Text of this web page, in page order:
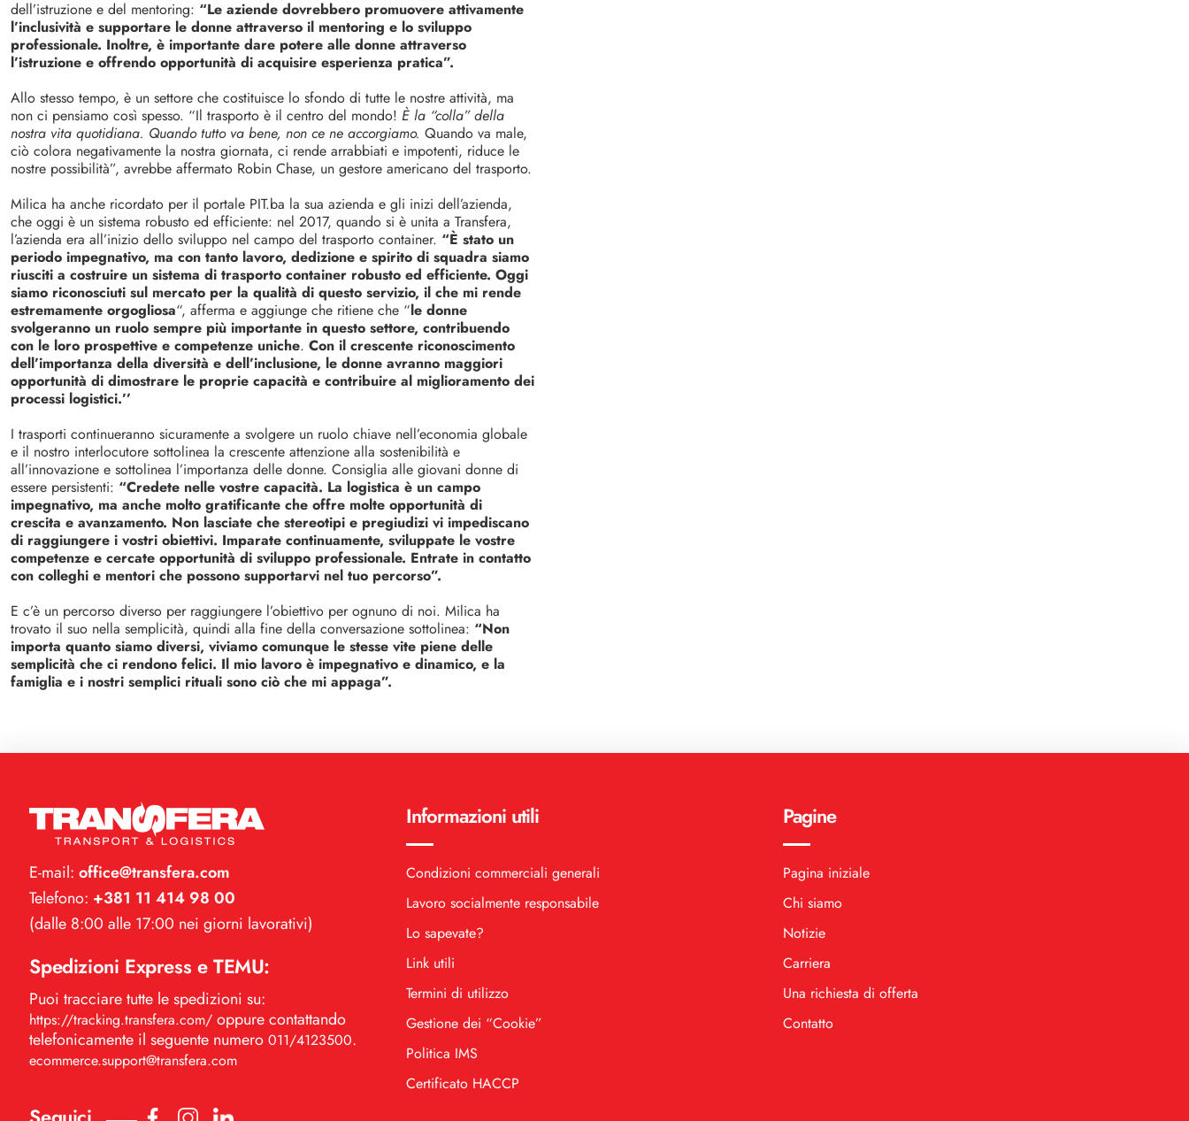
dell’istruzione e del mentoring: “Le aziende dovrebbero promuovere attivamente
l’inclusività e supportare le donne attraverso il mentoring e lo sviluppo
professionale. Inoltre, è importante dare potere alle donne attraverso
l’istruzione e offrendo opportunità di acquisire esperienza pratica”.
Allo stesso tempo, è un settore che costituisce lo sfondo di tutte le nostre attività, ma
non ci pensiamo così spesso. “Il trasporto è il centro del mondo! È la “colla” della
nostra vita quotidiana. Quando tutto va bene, non ce ne accorgiamo. Quando va male,
ciò colora negativamente la nostra giornata, ci rende arrabbiati e impotenti, riduce le
nostre possibilità”, avrebbe affermato Robin Chase, un gestore americano del trasporto.
Milica ha anche ricordato per il portale PIT.ba la sua azienda e gli inizi dell’azienda,
che oggi è un sistema robusto ed efficiente: nel 2017, quando si è unita a Transfera,
l’azienda era all’inizio dello sviluppo nel campo del trasporto container. “È stato un
periodo impegnativo, ma con tanto lavoro, dedizione e spirito di squadra siamo
riusciti a costruire un sistema di trasporto container robusto ed efficiente. Oggi
siamo riconosciuti sul mercato per la qualità di questo servizio, il che mi rende
estremamente orgogliosa“, afferma e aggiunge che ritiene che “le donne
svolgeranno un ruolo sempre più importante in questo settore, contribuendo
con le loro prospettive e competenze uniche. Con il crescente riconoscimento
dell’importanza della diversità e dell’inclusione, le donne avranno maggiori
opportunità di dimostrare le proprie capacità e contribuire al miglioramento dei
processi logistici.’’
I trasporti continueranno sicuramente a svolgere un ruolo chiave nell’economia globale
e il nostro interlocutore sottolinea la crescente attenzione alla sostenibilità e
all’innovazione e sottolinea l’importanza delle donne. Consiglia alle giovani donne di
essere persistenti: “Credete nelle vostre capacità. La logistica è un campo
impegnativo, ma anche molto gratificante che offre molte opportunità di
crescita e avanzamento. Non lasciate che stereotipi e pregiudizi vi impediscano
di raggiungere i vostri obiettivi. Imparate continuamente, sviluppate le vostre
competenze e cercate opportunità di sviluppo professionale. Entrate in contatto
con colleghi e mentori che possono supportarvi nel tuo percorso”.
E c’è un percorso diverso per raggiungere l’obiettivo per ognuno di noi. Milica ha
trovato il suo nella semplicità, quindi alla fine della conversazione sottolinea: “Non
importa quanto siamo diversi, viviamo comunque le stesse vite piene delle
semplicità che ci rendono felici. Il mio lavoro è impegnativo e dinamico, e la
famiglia e i nostri semplici rituali sono ciò che mi appaga”.
E-mail: office@transfera.com
Telefono: +381 11 414 98 00
(dalle 8:00 alle 17:00 nei giorni lavorativi)
Spedizioni Express e TEMU:
Puoi tracciare tutte le spedizioni su:
https://tracking.transfera.com/ oppure contattando
telefonicamente il seguente numero011/4123500.
ecommerce.support@transfera.com
Informazioni utili
Condizioni commerciali generali
Lavoro socialmente responsabile
Lo sapevate?
Link utili
Termini di utilizzo
Gestione dei “Cookie”
Politica IMS
Certificato HACCP
Pagine
Pagina iniziale
Chi siamo
Notizie
Carriera
Una richiesta di offerta
Contatto